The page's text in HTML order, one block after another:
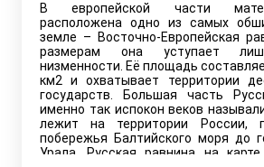
В европейской части
расположена одно из самых
земле – Восточно-Европейская
размерам она уступает
низменности. Её площадь
км2 и охватывает территории
государств. Большая часть
именно так испокон веков
лежит на территории России,
побережья Балтийского моря до
Урала. Русская равнина на